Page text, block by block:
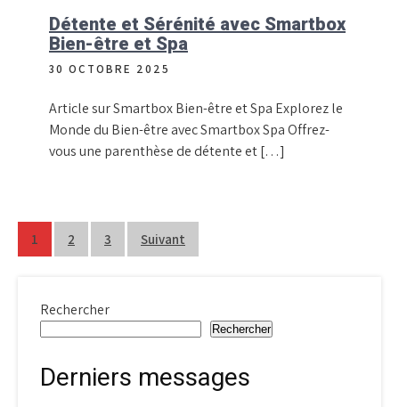
Détente et Sérénité avec Smartbox
Bien-être et Spa
30 OCTOBRE 2025
Article sur Smartbox Bien-être et Spa Explorez le
Monde du Bien-être avec Smartbox Spa Offrez-
vous une parenthèse de détente et […]
Pagination
1 2 3 Suivant
Rechercher
Rechercher
Derniers messages